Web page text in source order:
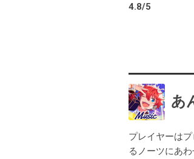
4.8/5
あ
プレイヤーは
るノーツにあ